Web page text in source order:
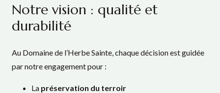
Notre vision : qualité et
durabilité
Au Domaine de l’Herbe Sainte, chaque décision est guidée
par notre engagement pour :
La préservation du terroir